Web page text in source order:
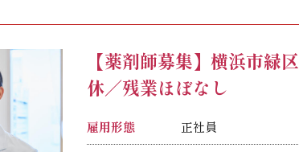
【薬剤師募集】横浜市緑
休／残業ほぼなし
雇用形態 正社員